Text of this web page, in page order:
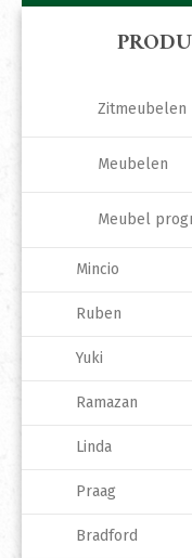
Zitmeubelen
Meubelen
Meubel
Mincio
Ruben
Yuki
Ramazan
Linda
Praag
Bradford